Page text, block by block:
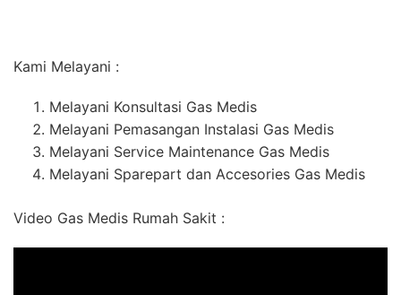
Kami Melayani :
Melayani Konsultasi Gas Medis
Melayani Pemasangan Instalasi Gas Medis
Melayani Service Maintenance Gas Medis
Melayani Sparepart dan Accesories Gas Medis
Video Gas Medis Rumah Sakit :